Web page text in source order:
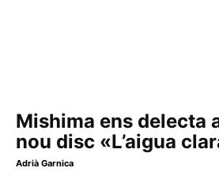
Mishima ens delecta
nou disc «L’aigua
Adrià Garnica